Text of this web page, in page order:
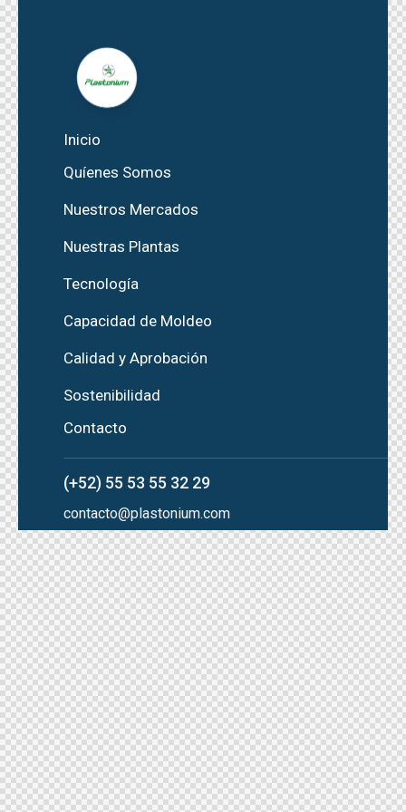
Inicio
Quíenes Somos
Nuestros Mercados
Nuestras Plantas
Tecnología
Capacidad de Moldeo
Calidad y Aprobación
Sostenibilidad
Contacto
(+52) 55 53 55 32 29
contacto@plastonium.com